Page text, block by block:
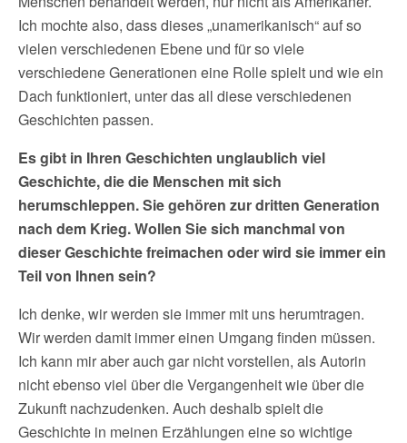
Ich mochte also, dass dieses „unamerikanisch“ auf so
vielen verschiedenen Ebene und für so viele
verschiedene Generationen eine Rolle spielt und wie ein
Dach funktioniert, unter das all diese verschiedenen
Geschichten passen.
Es gibt in Ihren Geschichten unglaublich viel
Geschichte, die die Menschen mit sich
herumschleppen. Sie gehören zur dritten Generation
nach dem Krieg. Wollen Sie sich manchmal von
dieser Geschichte freimachen oder wird sie immer ein
Teil von Ihnen sein?
Ich denke, wir werden sie immer mit uns herumtragen.
Wir werden damit immer einen Umgang finden müssen.
Ich kann mir aber auch gar nicht vorstellen, als Autorin
nicht ebenso viel über die Vergangenheit wie über die
Zukunft nachzudenken. Auch deshalb spielt die
Geschichte in meinen Erzählungen eine so wichtige